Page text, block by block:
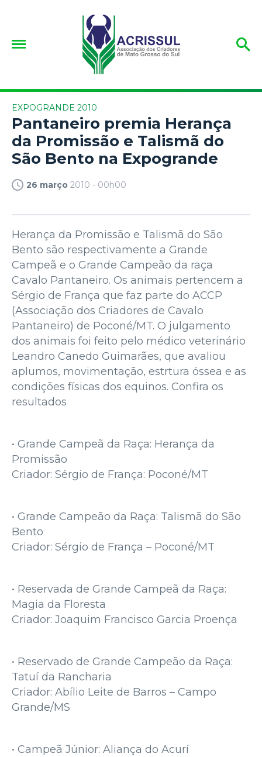
EXPOGRANDE 2010
Pantaneiro premia Herança
da Promissão e Talismã do
São Bento na Expogrande
26 março 2010 - 00h00
Herança da Promissão e Talismã do São
Bento são respectivamente a Grande
Campeã e o Grande Campeão da raça
Cavalo Pantaneiro. Os animais pertencem a
Sérgio de França que faz parte do ACCP
(Associação dos Criadores de Cavalo
Pantaneiro) de Poconé/MT. O julgamento
dos animais foi feito pelo médico veterinário
Leandro Canedo Guimarães, que avaliou
aplumos, movimentação, estrtura óssea e as
condições físicas dos equinos. Confira os
resultados
• Grande Campeã da Raça: Herança da
Promissão
Criador: Sérgio de França: Poconé/MT
• Grande Campeão da Raça: Talismã do São
Bento
Criador: Sérgio de França – Poconé/MT
• Reservada de Grande Campeã da Raça:
Magia da Floresta
Criador: Joaquim Francisco Garcia Proença
• Reservado de Grande Campeão da Raça:
Tatuí da Rancharia
Criador: Abílio Leite de Barros – Campo
Grande/MS
• Campeã Júnior: Aliança do Acurí